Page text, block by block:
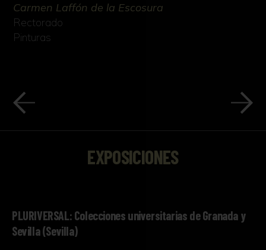
Carmen Laffón de la Escosura
Rectorado
Pinturas
EXPOSICIONES
PLURIVERSAL: Colecciones universitarias de Granada y
Sevilla (Sevilla)